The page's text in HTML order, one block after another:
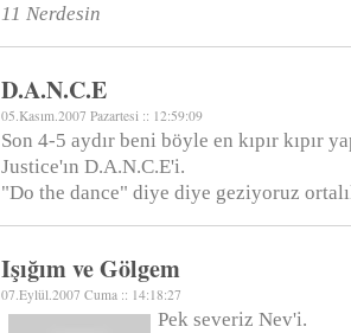
11 Nerdesin
D.A.N.C.E
05.Kasım.2007 Pazartesi :: 12:59:09
Son 4-5 aydır beni böyle en kıpır kıpır
Justice'ın D.A.N.C.E'i.
"Do the dance" diye diye geziyoruz
Işığım ve Gölgem
07.Eylül.2007 Cuma :: 14:18:27
Pek severiz Nev'i.